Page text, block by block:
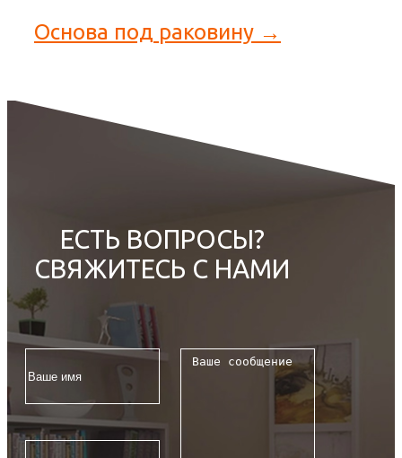
Основа под раковину →
ЕСТЬ ВОПРОСЫ?
СВЯЖИТЕСЬ С НАМИ